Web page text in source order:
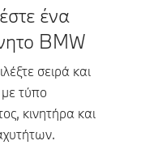
ένα
BMW
σειρά και
με τύπο
κινητήρα και